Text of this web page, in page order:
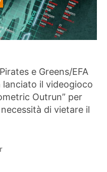
e Greens/EFA
lanciato il videogioco
Outrun” per
di vietare il